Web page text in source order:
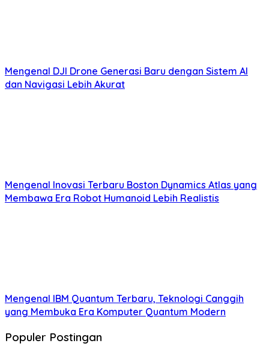
Mengenal DJI Drone Generasi Baru dengan Sistem AI
dan Navigasi Lebih Akurat
Mengenal Inovasi Terbaru Boston Dynamics Atlas yang
Membawa Era Robot Humanoid Lebih Realistis
Mengenal IBM Quantum Terbaru, Teknologi Canggih
yang Membuka Era Komputer Quantum Modern
Populer Postingan